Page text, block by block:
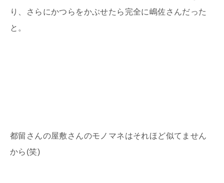
り、さらにかつらをかぶせたら完全に嶋佐さんだった
と。
都留さんの屋敷さんのモノマネはそれほど似てません
から (笑)